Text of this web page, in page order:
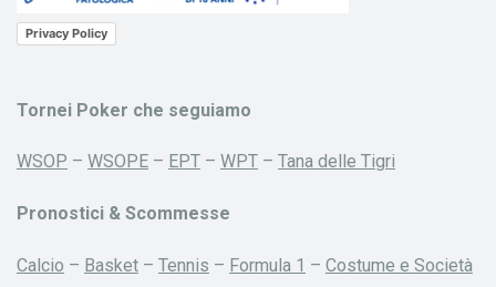
Privacy Policy
Tornei Poker che seguiamo
WSOP – WSOPE – EPT – WPT – Tana delle Tigri
Pronostici & Scommesse
Calcio – Basket – Tennis – Formula 1 – Costume e Società